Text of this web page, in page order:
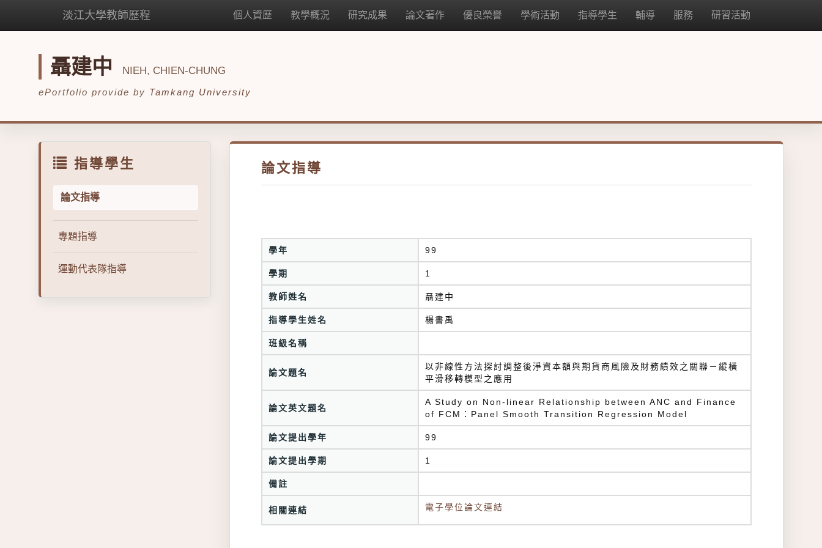
淡江大學教師歷程 個人資歷 教學概況 研究成果 論文著作 優良榮譽 學術活動 指導學生 輔導 服務 研習活動
聶建中 NIEH, CHIEN-CHUNG
ePortfolio provide by Tamkang University
指導學生
論文指導
專題指導
運動代表隊指導
論文指導
學年 99
學期 1
教師姓名 聶建中
指導學生姓名 楊書禹
班級名稱
論文題名
以非線性方法探討調整後淨資本額與期貨商風險及財務績效之關聯－縱橫
平滑移轉模型之應用
論文英文題名
A Study on Non-linear Relationship between ANC and Finance
of FCM：Panel Smooth Transition Regression Model
論文提出學年 99
論文提出學期 1
備註
相關連結 電子學位論文連結